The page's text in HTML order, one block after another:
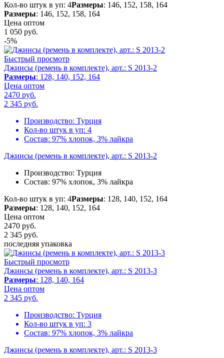
Кол-во штук в уп: 4Размеры: 146, 152, 158, 164
Размеры: 146, 152, 158, 164
Цена оптом
1 050 руб.
-5%
Быстрый просмотр
Джинсы (ремень в комплекте), арт.: S 2013-2
Размеры: 128, 140, 152, 164
Цена оптом
2470 руб.
2 345 руб.
Производство: Турция
Кол-во штук в уп: 4
Состав: 97% хлопок, 3% лайкра
Джинсы (ремень в комплекте), арт.: S 2013-2
Производство: Турция
Состав: 97% хлопок, 3% лайкра
Кол-во штук в уп: 4Размеры: 128, 140, 152, 164
Размеры: 128, 140, 152, 164
Цена оптом
2470 руб.
2 345 руб.
последняя упаковка
Быстрый просмотр
Джинсы (ремень в комплекте), арт.: S 2013-3
Размеры: 128, 140, 164
Цена оптом
2 345 руб.
Производство: Турция
Кол-во штук в уп: 3
Состав: 97% хлопок, 3% лайкра
Джинсы (ремень в комплекте), арт.: S 2013-3